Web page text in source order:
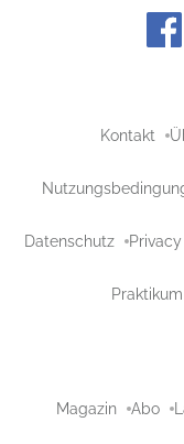
Kontakt
Datenschutz
Praktikum
Magazin Abo